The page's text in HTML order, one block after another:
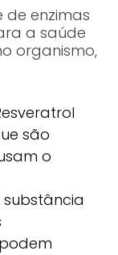
de enzimas
a saúde
organismo,
são
o